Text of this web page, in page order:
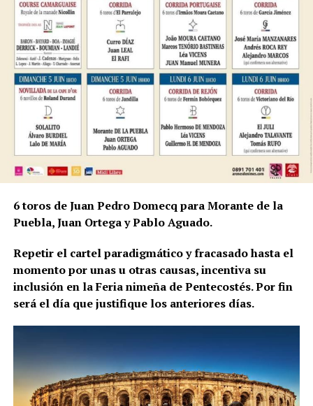
6 toros de Juan Pedro Domecq para Morante de la
Puebla, Juan Ortega y Pablo Aguado.
Repetir el cartel paradigmático y fracasado hasta el
momento por unas u otras causas, incentiva su
inclusión en la Feria nimeña de Pentecostés. Por fin
será el día que justifique los anteriores días.